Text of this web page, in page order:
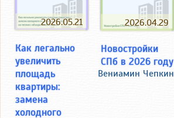
2026.05.21
Как легально
увеличить
площадь
квартиры:
замена
холодного
2026.04.29
Новостройки
СПб в 2026 году
Вениамин Чепкин